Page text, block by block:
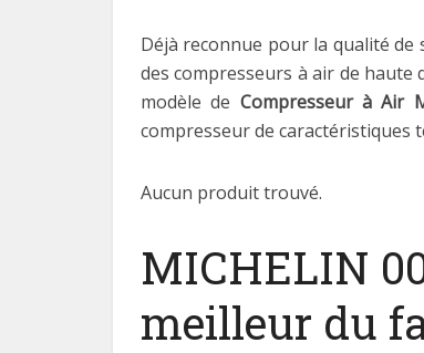
Déjà reconnue pour la qualité de
des compresseurs à air de haute
modèle de Compresseur à Air
compresseur de caractéristiques
Aucun produit trouvé.
MICHELIN
meilleur du